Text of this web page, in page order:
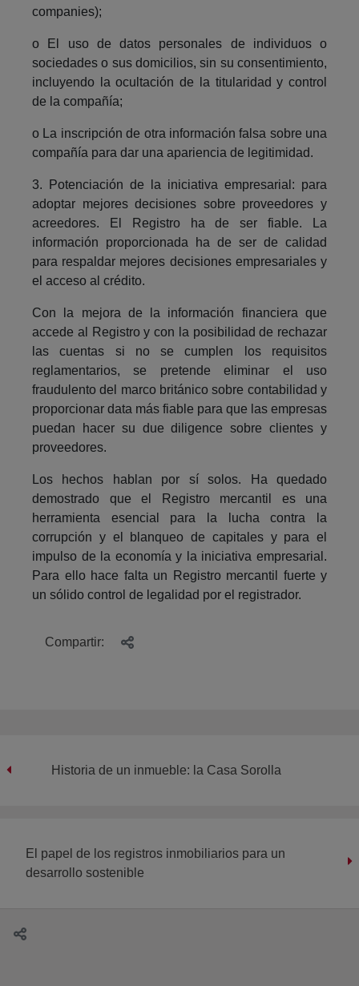
companies);
o El uso de datos personales de individuos o
sociedades o sus domicilios, sin su consentimiento,
incluyendo la ocultación de la titularidad y control
de la compañía;
o La inscripción de otra información falsa sobre una
compañía para dar una apariencia de legitimidad.
3. Potenciación de la iniciativa empresarial: para
adoptar mejores decisiones sobre proveedores y
acreedores. El Registro ha de ser fiable. La
información proporcionada ha de ser de calidad
para respaldar mejores decisiones empresariales y
el acceso al crédito.
Con la mejora de la información financiera que
accede al Registro y con la posibilidad de rechazar
las cuentas si no se cumplen los requisitos
reglamentarios, se pretende eliminar el uso
fraudulento del marco británico sobre contabilidad y
proporcionar data más fiable para que las empresas
puedan hacer su due diligence sobre clientes y
proveedores.
Los hechos hablan por sí solos. Ha quedado
demostrado que el Registro mercantil es una
herramienta esencial para la lucha contra la
corrupción y el blanqueo de capitales y para el
impulso de la economía y la iniciativa empresarial.
Para ello hace falta un Registro mercantil fuerte y
un sólido control de legalidad por el registrador.
Compartir:
Historia de un inmueble: la Casa Sorolla
El papel de los registros inmobiliarios para un
desarrollo sostenible